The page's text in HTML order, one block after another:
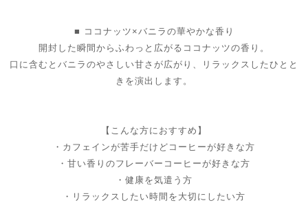
■ ココナッツ×バニラの華やかな香り
開封した瞬間からふわっと広がるココナッツの香り。
口に含むとバニラのやさしい甘さが広がり、リラックスしたひとと
きを演出します。
【こんな方におすすめ】
・カフェインが苦手だけどコーヒーが好きな方
・甘い香りのフレーバーコーヒーが好きな方
・健康を気遣う方
・リラックスしたい時間を大切にしたい方